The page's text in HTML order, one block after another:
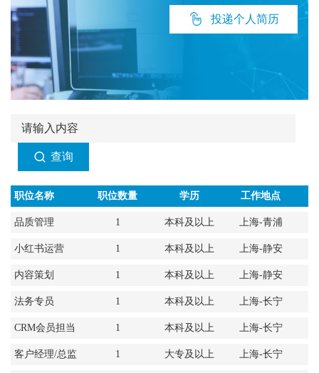
投递个人简历
查询
职位名称 职位数量 学历 工作地点
品质管理 1 本科及以上 上海-青浦
小红书运营 1 本科及以上 上海-静安
内容策划 1 本科及以上 上海-静安
法务专员 1 本科及以上 上海-长宁
CRM会员担当 1 本科及以上 上海-长宁
客户经理/总监 1 大专及以上 上海-长宁